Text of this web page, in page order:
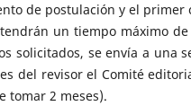
de postulación y el
un tiempo máximo
solicitados, se envía a una
del revisor el Comité
tomar 2 meses).